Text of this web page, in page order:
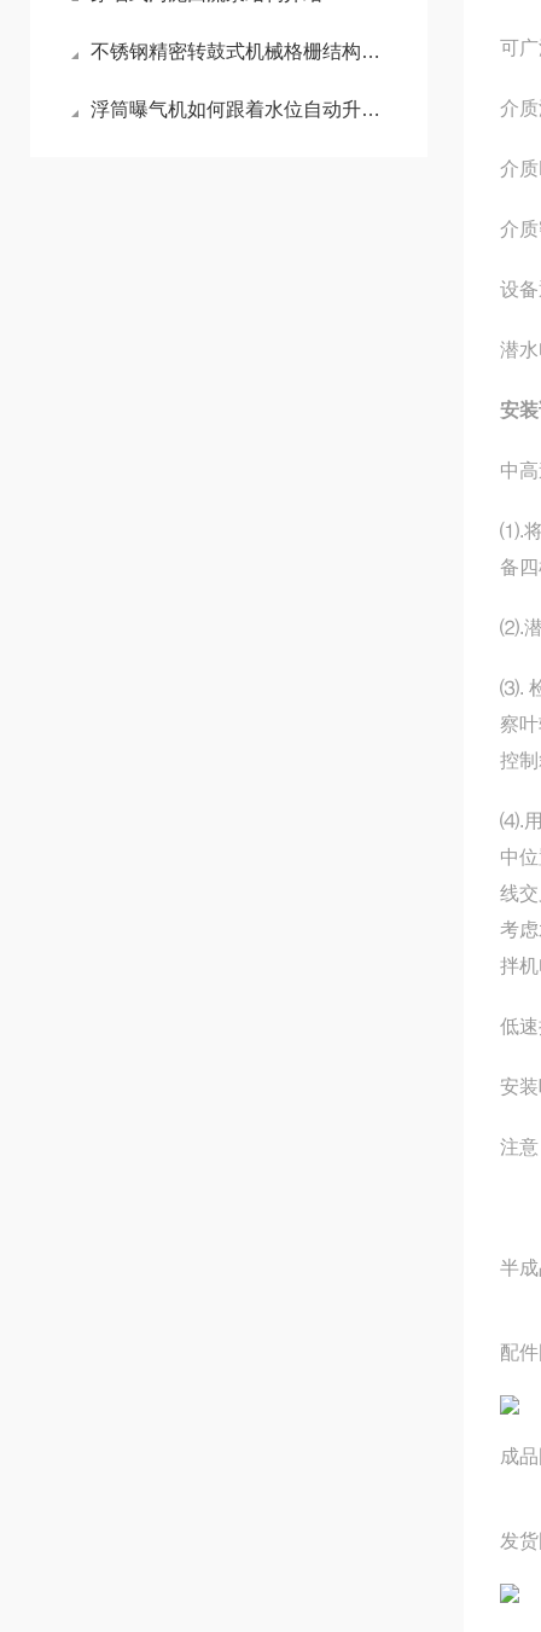
不锈钢精密转鼓式机械格栅结构介绍
浮筒曝气机如何跟着水位自动升降？
可
介
介
介
设
潜
安
中
⑴.将
备
⑵.潜
⑶.
察
控
⑷.用
中
线
考
拌
低
安
注
半
配
成
发